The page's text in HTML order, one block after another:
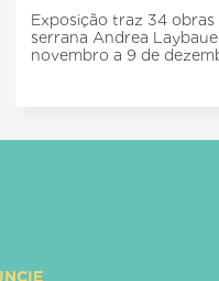
Exposição traz 34
serrana Andrea
novembro a 9 de